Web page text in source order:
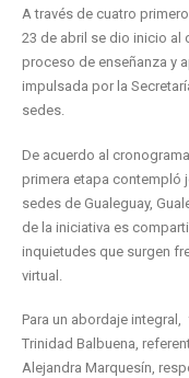
A través de cuatro
23 de abril se dio inicio al
proceso de enseñanza y
impulsada por la
sedes.
De acuerdo al
primera etapa contempló
sedes de Gualeguay,
de la iniciativa es
inquietudes que surgen
virtual.
Para un abordaje
Trinidad Balbuena,
Alejandra Marquesín,